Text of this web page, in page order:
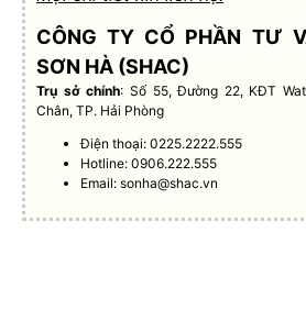
CÔNG TY CỔ PHẦN TƯ
SƠN HÀ (SHAC)
Trụ sở chính: Số 55, Đường 22, KĐT
Chân, TP. Hải Phòng
Điện thoại: 0225.2222.555
Hotline: 0906.222.555
Email:sonha@shac.vn